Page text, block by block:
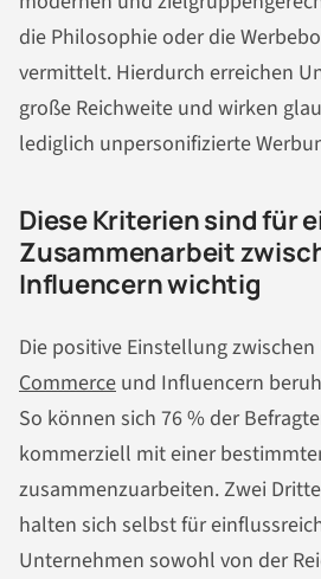
die Philosophie oder die
vermittelt. Hierdurch erreichen
große Reichweite und wirken
lediglich unpersonifizierte
Diese Kriterien sind für
Zusammenarbeit
Influencern wichtig
Die positive Einstellung
Commerce und Influencern
So können sich 76 % der
kommerziell mit einer
zusammenzuarbeiten. Zwei
halten sich selbst für
Unternehmen sowohl von der